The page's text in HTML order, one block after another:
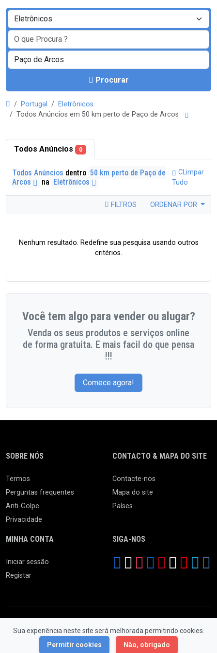
Procurar
Portugal
Eletrônicos
Todos Anúncios em 50 km perto de Paço de Arcos
Todos Anúncios 0
Todos Anúncios dentro 50 km perto de Paço de
Arcos
na Eletrônicos
CLimpar
Tudo
FILTROS ORDENAR POR
Nenhum resultado. Redefine sua pesquisa usando outros
critérios.
Você tem algo para vender ou alugar?
Venda os seus produtos e serviços online
de forma gratuita. E mais facil do que pensa
!!!
Comece agora!
Sua experiência neste site será melhorada permitindo cookies.
Permitir cookies
Não, obrigado
SOBRE NÓS
Termos
Perguntas frequentes
Anti-Golpe
Privacidade
CONTACTO & MAPA DO SITE
Contacte-nos
Mapa do site
Países
MINHA CONTA
Iniciar sessão
Registar
SIGA-NOS
© 2026 Feira da Ladra. Todos os Direitos Reservados.